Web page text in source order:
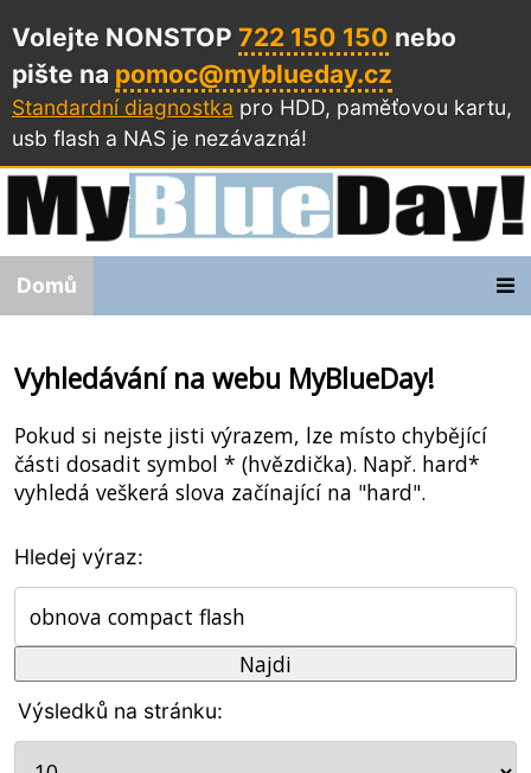
Volejte NONSTOP 722 150 150 nebo
pište na pomoc@myblueday.cz
Standardní diagnostka pro HDD, paměťovou kartu,
usb flash a NAS je nezávazná!
Domů
Vyhledávání na webu MyBlueDay!
Pokud si nejste jisti výrazem, lze místo chybějící
části dosadit symbol * (hvězdička). Např. hard*
vyhledá veškerá slova začínající na "hard".
Hledej výraz:
Výsledků na stránku: